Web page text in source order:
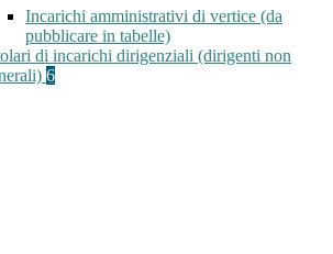
Incarichi amministrativi di vertice (da
pubblicare in tabelle)
di incarichi dirigenziali (dirigenti non
6